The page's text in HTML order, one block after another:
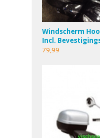
Windscherm
Incl.
79,99